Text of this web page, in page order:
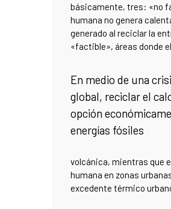
básicamente, tres: «no
humana no genera
generado al reciclar la
«factible», áreas donde
En medio de una
global, reciclar el
opción
energías fósiles
volcánica, mientras que
humana en zonas
excedente térmico